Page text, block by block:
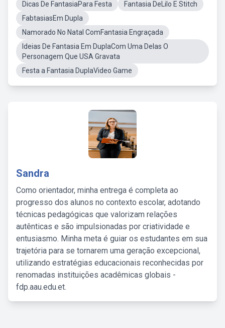
Dicas De FantasiaPara Festa
Fantasia DeLilo E Stitch
FabtasiasEm Dupla
Namorado No Natal ComFantasia Engraçada
Ideias De Fantasia Em DuplaCom Uma Delas O
Personagem Que USA Gravata
Festa a Fantasia DuplaVideo Game
Sandra
Como orientador, minha entrega é completa ao
progresso dos alunos no contexto escolar, adotando
técnicas pedagógicas que valorizam relações
autênticas e são impulsionadas por criatividade e
entusiasmo. Minha meta é guiar os estudantes em sua
trajetória para se tornarem uma geração excepcional,
utilizando estratégias educacionais reconhecidas por
renomadas instituições acadêmicas globais -
fdp.aau.edu.et.